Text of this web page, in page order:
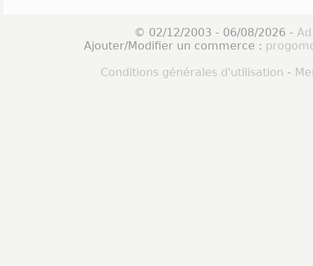
© 02/12/2003 - 06/08/2026 -
Ajouter/Modifier un commerce :
Conditions générales d'utilisation -